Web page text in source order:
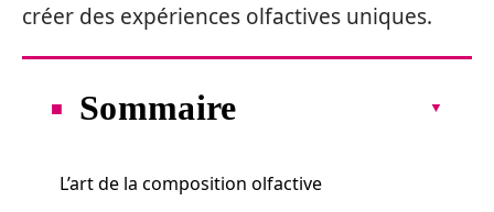
créer des expériences olfactives uniques.
Sommaire
L’art de la composition olfactive